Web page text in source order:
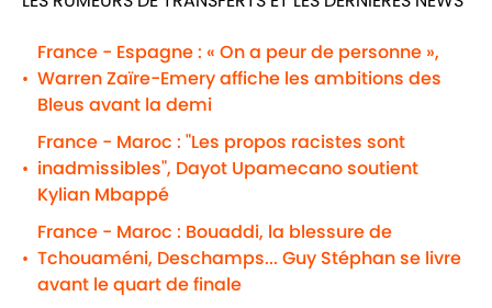
•
France - Espagne : « On a peur de personne »,
Warren Zaïre-Emery affiche les ambitions des
Bleus avant la demi
•
France - Maroc : "Les propos racistes sont
inadmissibles", Dayot Upamecano soutient
Kylian Mbappé
•
France - Maroc : Bouaddi, la blessure de
Tchouaméni, Deschamps... Guy Stéphan se livre
avant le quart de finale